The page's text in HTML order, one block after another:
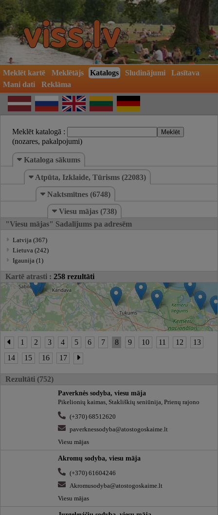
Meklēt kartē Meklētājs Katalogs Sludinājumi
Lasītava
Mani dati
Reklāma
Meklēt katalogā :
(nozares, pakalpojumi)
Kataloga sākums
Atpūta, Izklaide, Tūrisms (22083)
Naktsmītnes (6748)
Viesu mājas (738)
"Viesu mājas" Sadalījums pa adresēm
Latvija (367)
Lietuva (242)
Igaunija (1)
Kartē atrasti : 258 rezultāti
1 2 3 4 5 6 7 8 9 10 11 12
13
14
15 16 17
Rezultāti (752)
Paverknės sodyba, viesu māja
Pikelionių kaimas, Stakliškių seniūnija, Prienų rajono
(+370) 68512620
paverknessodyba@atostogoskaime.lt
Viesu mājas
Akromų sodyba, viesu māja
(+370) 61604246
Akromusodyba@atostogoskaime.lt
Viesu mājas